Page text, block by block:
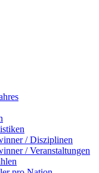
/ Disziplinen
/ Veranstaltungen